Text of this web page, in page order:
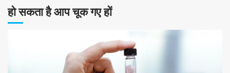
हो सकता है आप चूक गए हों